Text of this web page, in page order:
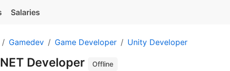
Salaries
Gamedev Game Developer Unity Developer
Developer
Offline